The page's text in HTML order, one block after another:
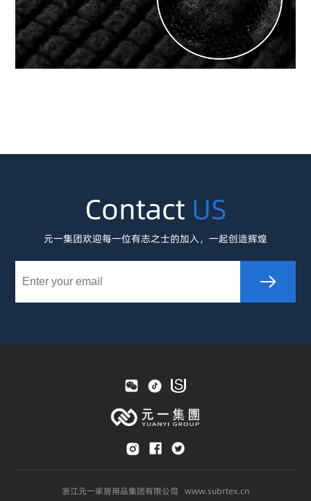
Contact US
元一集团欢迎每一位有志之士的加入，一起创造辉煌
浙江元一家居用品集团有限公司 www.subrtex.cn